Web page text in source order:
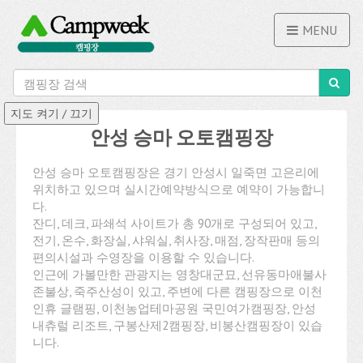
MENU
안성 승마 오토캠핑장
안성 승마 오토캠핑장은 경기 안성시 일죽면 고은리에
위치하고 있으며 실시간예약방식으로 예약이 가능합니
다.
잔디, 데크, 파쇄석 사이트가 총 90개로 구성되어 있고,
전기, 온수, 화장실, 샤워실, 취사장, 매점, 장작판매 등의
편의시설과 수영장을 이용할 수 있습니다.
인근에 가볼만한 관광지는 영창대군묘, 선유동마애불사
존불상, 죽주산성이 있고, 주변에 다른 캠핑장으로 이천
인휴 글램핑, 이천농업테마공원 국민여가캠핑장, 안성
내츄럴 리조트, 구봉산제2캠핑장, 비봉산캠핑장이 있습
니다.